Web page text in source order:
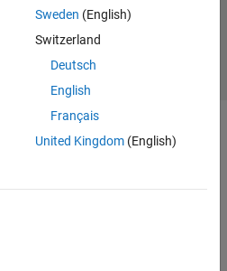
Sweden (English)
Switzerland
Deutsch
English
Français
United Kingdom(English)